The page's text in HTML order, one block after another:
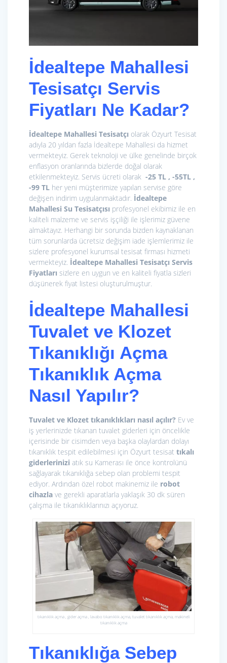
İdealtepe Mahallesi
Tesisatçı Servis
Fiyatları Ne Kadar?
İdealtepe Mahallesi Tesisatçı olarak Özyurt Tesisat
adıyla 20 yıldan fazla İdealtepe Mahallesi da hizmet
vermekteyiz. Gerek teknoloji ve ülke genelinde birçok
enflasyon oranlarında bizlerde doğal olarak
etkilenmekteyiz. Servis ücreti olarak -25 TL , -55TL ,
-99 TL her yeni müşterimize yapılan servise göre
değişen indirim uygulanmaktadır. İdealtepe
Mahallesi Su Tesisatçısı profesyonel ekibimiz ile en
kaliteli malzeme ve servis işçiliği ile işlerimiz güvene
almaktayız. Herhangi bir sorunda bizden kaynaklanan
tüm sorunlarda ücretsiz değişim iade işlemlerimiz ile
sizlere profesyonel kurumsal tesisat firması hizmeti
vermekteyiz. İdealtepe Mahallesi Tesisatçı Servis
Fiyatları sizlere en uygun ve en kaliteli fiyatla sizleri
düşünerek fiyat listesi oluşturulmuştur.
İdealtepe Mahallesi
Tuvalet ve Klozet
Tıkanıklığı Açma
Tıkanıklık Açma
Nasıl Yapılır?
Tuvalet ve Klozet tıkanıklıkları nasıl açılır? Ev ve
iş yerlerinizde tıkanan tuvalet giderleri için öncelikle
içerisinde bir cisimden veya başka olaylardan dolayı
tıkanıklık tespit edilebilmesi için Özyurt tesisat tıkalı
giderlerinizi atık su Kamerası ile önce kontrolünü
sağlayarak tıkanıklığa sebep olan problemi tespit
ediyor. Ardından özel robot makinemiz ile robot
cihazla ve gerekli aparatlarla yaklaşık 30 dk süren
çalışma ile tıkanıklıklarınızı açıyoruz.
tıkanıklık açma , gider açma , lavabo tıkanıklık açma, tuvalet tıkanıklık açma, makineli
tıkanıklık açma
Tıkanıklığa Sebep